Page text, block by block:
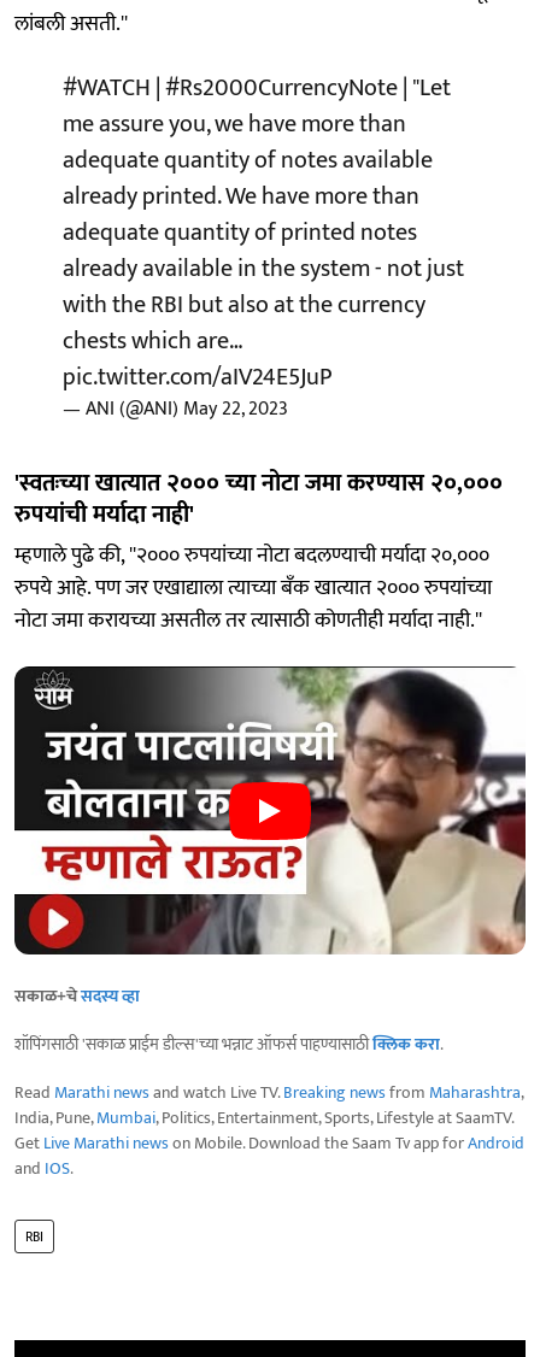
लांबली असती.''
#WATCH|#Rs2000CurrencyNote| "Let
me assure you, we have more than
adequate quantity of notes available
already printed. We have more than
adequate quantity of printed notes
already available in the system - not just
with the RBI but also at the currency
chests which are…
pic.twitter.com/aIV24E5JuP
— ANI (@ANI) May 22, 2023
'स्वतःच्या खात्यात २००० च्या नोटा जमा करण्यास २०,०००
रुपयांची मर्यादा नाही'
म्हणाले पुढे की, ''२००० रुपयांच्या नोटा बदलण्याची मर्यादा २०,०००
रुपये आहे. पण जर एखाद्याला त्याच्या बँक खात्यात २००० रुपयांच्या
नोटा जमा करायच्या असतील तर त्यासाठी कोणतीही मर्यादा नाही.''
सकाळ+चेसदस्य व्हा
शॉपिंगसाठी 'सकाळ प्राईम डील्स'च्या भन्नाट ऑफर्स पाहण्यासाठीक्लिक करा.
Read Marathi newsand watch Live TV.Breaking newsfrom Maharashtra,
India, Pune,Mumbai, Politics, Entertainment, Sports, Lifestyle at SaamTV.
GetLive Marathi newson Mobile. Download the Saam Tv app forAndroid
and IOS.
RBI